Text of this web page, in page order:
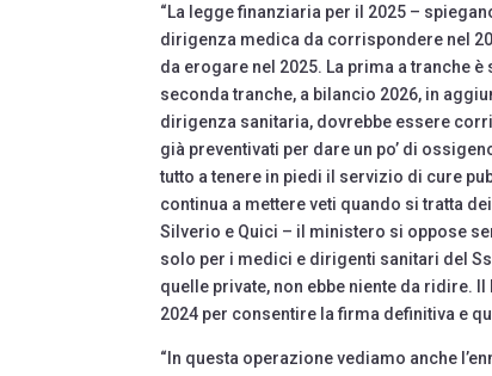
“La legge finanziaria per il 2025 –
dirigenza medica da corrispondere nel
da erogare nel 2025. La prima a tranche
seconda tranche, a bilancio 2026, in
dirigenza sanitaria, dovrebbe essere
già preventivati per dare un po’ di
tutto a tenere in piedi il servizio di cure
continua a mettere veti quando si tratta
Silverio e Quici – il ministero si oppose
solo per i medici e dirigenti sanitari del
quelle private, non ebbe niente da ridire.
2024 per consentire la firma definitiva e
“In questa operazione vediamo anche